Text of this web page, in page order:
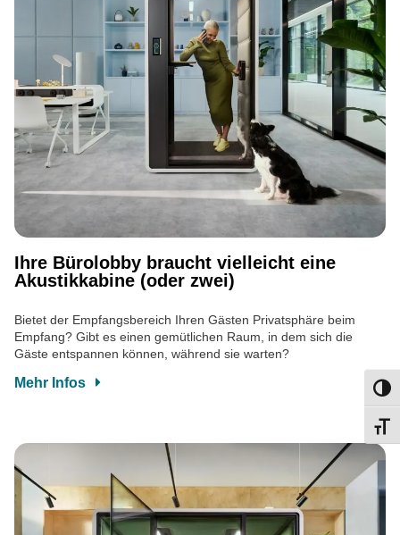
Ihre Bürolobby braucht vielleicht eine
Akustikkabine (oder zwei)
Bietet der Empfangsbereich Ihren Gästen Privatsphäre beim
Empfang? Gibt es einen gemütlichen Raum, in dem sich die
Gäste entspannen können, während sie warten?
Mehr Infos